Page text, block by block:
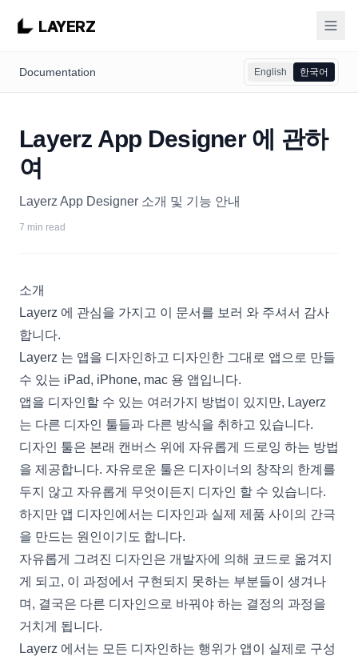
LAYERZ
Documentation English 한국어
Layerz App Designer 에 관하
여
Layerz App Designer 소개 및 기능 안내
7 min read
소개
Layerz 에 관심을 가지고 이 문서를 보러 와 주셔서 감사
합니다.
Layerz 는 앱을 디자인하고 디자인한 그대로 앱으로 만들
수 있는 iPad, iPhone, mac 용 앱입니다.
앱을 디자인할 수 있는 여러가지 방법이 있지만, Layerz
는 다른 디자인 툴들과 다른 방식을 취하고 있습니다.
디자인 툴은 본래 캔버스 위에 자유롭게 드로잉 하는 방법
을 제공합니다. 자유로운 툴은 디자이너의 창작의 한계를
두지 않고 자유롭게 무엇이든지 디자인 할 수 있습니다.
하지만 앱 디자인에서는 디자인과 실제 제품 사이의 간극
을 만드는 원인이기도 합니다.
자유롭게 그려진 디자인은 개발자에 의해 코드로 옮겨지
게 되고, 이 과정에서 구현되지 못하는 부분들이 생겨나
며, 결국은 다른 디자인으로 바꿔야 하는 결정의 과정을
거치게 됩니다.
Layerz 에서는 모든 디자인하는 행위가 앱이 실제로 구성